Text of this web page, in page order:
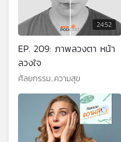
24:52
EP. 209: ภาพลวงตา หน้า
ลวงใจ
ศัลยกรรม...ความสุข